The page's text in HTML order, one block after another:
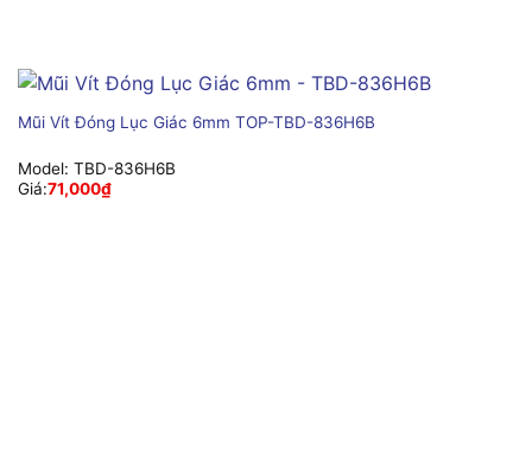
Mũi Vít Đóng Lục Giác 6mm TOP-TBD-836H6B
Model: TBD-836H6B
Giá:71,000₫